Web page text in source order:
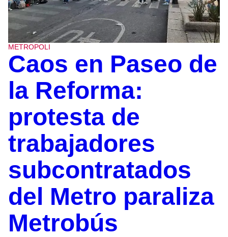
METROPOLI
Caos en Paseo de
la Reforma:
protesta de
trabajadores
subcontratados
del Metro paraliza
Metrobús